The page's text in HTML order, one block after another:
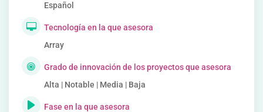
Español
Tecnología en la que asesora
Array
Grado de innovación de los proyectos que asesora
Alta | Notable | Media | Baja
Fase en la que asesora